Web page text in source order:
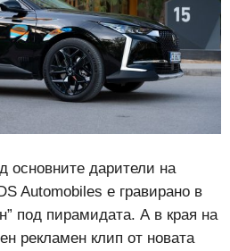
основните дарители на
Automobiles е гравирано в
под пирамидата. А в края на
рекламен клип от новата